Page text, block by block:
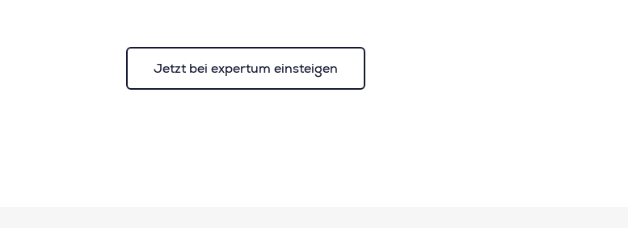
Jetzt bei expertum einsteigen